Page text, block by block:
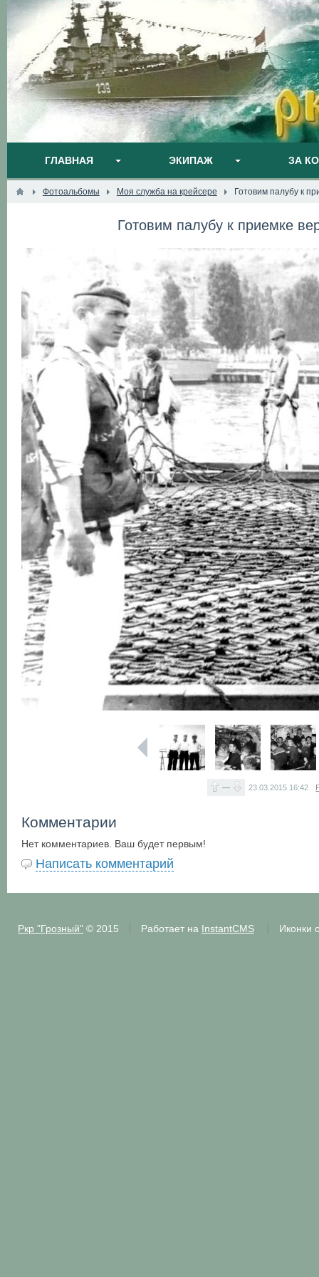
ГЛАВНАЯ ЭКИПАЖ ЗА
Фотоальбомы Моя служба на крейсере Готовим палубу к
Готовим палубу к приемке
— 23.03.2015 16:42
Комментарии
Нет комментариев. Ваш будет первым!
Написать комментарий
Ркр "Грозный"© 2015 Работает на InstantCMS Иконки